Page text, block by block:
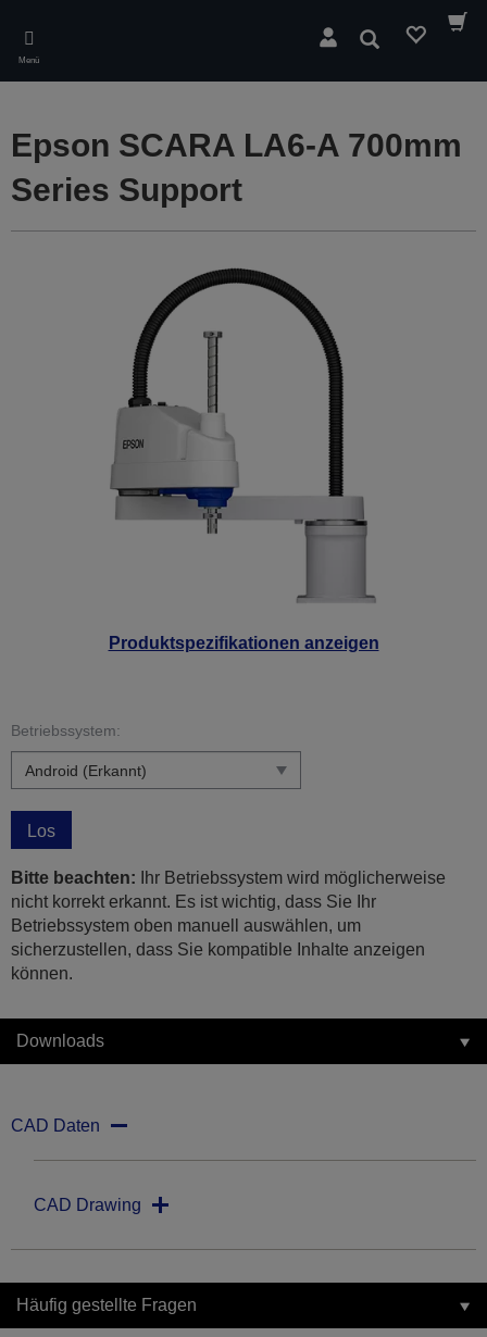
main
content
Menü
Suchen
Produktspezifikationen anzeigen
Epson SCARA LA6-A 700mm
Series Support
Betriebssystem:
Los
Bitte beachten: Ihr Betriebssystem wird möglicherweise
nicht korrekt erkannt. Es ist wichtig, dass Sie Ihr
Betriebssystem oben manuell auswählen, um
sicherzustellen, dass Sie kompatible Inhalte anzeigen
können.
Downloads
CAD Daten
CAD Drawing
Häufig gestellte Fragen